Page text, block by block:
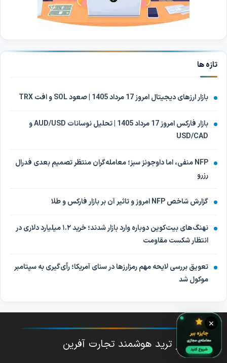
تازه ها
بازار ارزهای دیجیتال امروز 17 مرداد 1405 | صعود SOL و افت TRX
بازار فارکس امروز 17 مرداد 1405 | تحلیل نوسانات AUD/USD و
USD/CAD
NFP منفی، اما داوجونز سبز؛ معامله‌گران منتظر تصمیم بعدی فدرال
رزرو
گزارش شاخص NFP امروز و تاثیر آن بر بازار فارکس و طلا
نهنگ‌های بیت‌کوین دوباره وارد بازار شدند؛ خرید ۱.۲ میلیارد دلاری در
انتظار شکست مقاومت
تعویق بررسی لایحه مهم رمزارزها در سنای آمریکا؛ رأی‌گیری به سپتامبر
موکول شد
دستیار ترید هوشمند تجارت آفرین
×